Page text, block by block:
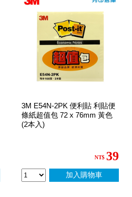
3M E54N-2PK 便利貼 利貼便
條紙超值包 72 x 76mm 黃色
(2本入)
NT$ 39
加入購物車